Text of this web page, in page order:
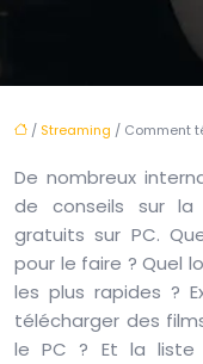
/ Streaming / Comment
De nombreux
de conseils sur
gratuits sur PC.
pour le faire ? Quel
les plus rapides ?
télécharger des
le PC ? Et la liste